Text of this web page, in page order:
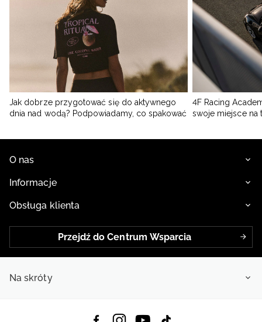
Jak dobrze przygotować się do aktywnego
dnia nad wodą? Podpowiadamy, co spakować
4F Racing
swoje miejsce na
O nas
Informacje
Obsługa klienta
Przejdź do Centrum Wsparcia
Na skróty